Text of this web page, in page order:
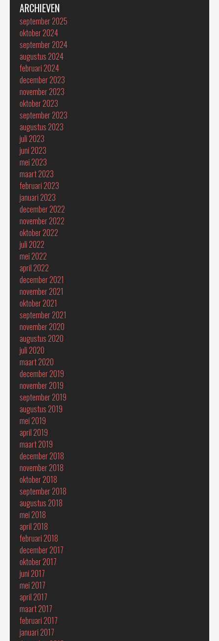
ARCHIEVEN
september 2025
oktober 2024
september 2024
augustus 2024
februari 2024
december 2023
november 2023
oktober 2023
september 2023
augustus 2023
juli 2023
juni 2023
mei 2023
maart 2023
februari 2023
januari 2023
december 2022
november 2022
oktober 2022
juli 2022
mei 2022
april 2022
december 2021
november 2021
oktober 2021
september 2021
november 2020
augustus 2020
juli 2020
maart 2020
december 2019
november 2019
september 2019
augustus 2019
mei 2019
april 2019
maart 2019
december 2018
november 2018
oktober 2018
september 2018
augustus 2018
mei 2018
april 2018
februari 2018
december 2017
oktober 2017
juni 2017
mei 2017
april 2017
maart 2017
februari 2017
januari 2017